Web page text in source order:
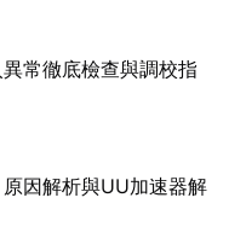
常徹底檢查與調校指
因解析與UU加速器解